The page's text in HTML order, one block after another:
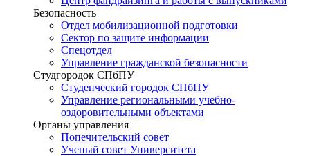
Безопасность
Отдел мобилизационной подготовки
Сектор по защите информации
Спецотдел
Управление гражданской безопасности
Студгородок СПбПУ
Студенческий городок СПбПУ
Управление региональными учебно-
оздоровительными объектами
Органы управления
Попечительский совет
Ученый совет Университета